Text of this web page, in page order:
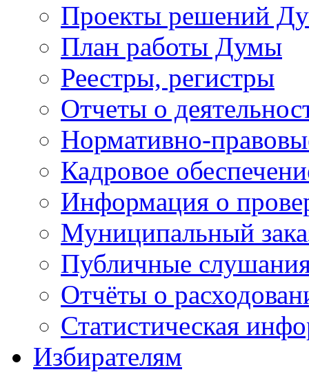
Проекты решений
План работы Думы
Реестры, регистры
Отчеты о
Нормативно-
Кадровое
Информация о
Муниципальный
Публичные
Отчёты о
Статистическая
Избирателям